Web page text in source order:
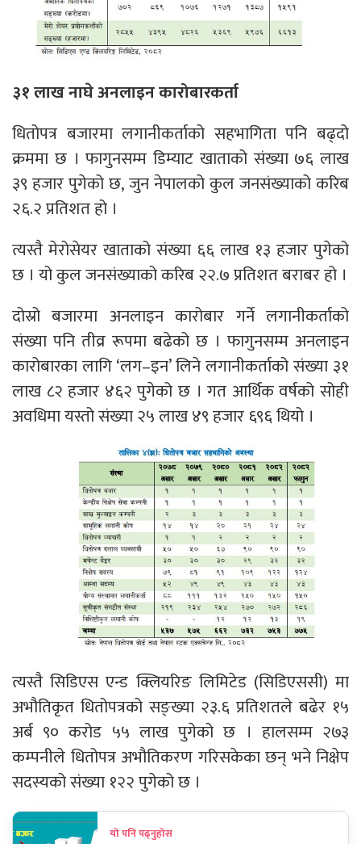
३१ लाख नाघे अनलाइन कारोबारकर्ता
धितोपत्र बजारमा लगानीकर्ताको सहभागिता पनि बढ्दो
क्रममा छ । फागुनसम्म डिम्याट खाताको संख्या ७६ लाख
३९ हजार पुगेको छ, जुन नेपालको कुल जनसंख्याको करिब
२६.२ प्रतिशत हो ।
त्यस्तै मेरोसेयर खाताको संख्या ६६ लाख १३ हजार पुगेको
छ । यो कुल जनसंख्याको करिब २२.७ प्रतिशत बराबर हो ।
दोस्रो बजारमा अनलाइन कारोबार गर्ने लगानीकर्ताको
संख्या पनि तीव्र रूपमा बढेको छ । फागुनसम्म अनलाइन
कारोबारका लागि ‘लग–इन’ लिने लगानीकर्ताको संख्या ३१
लाख ८२ हजार ४६२ पुगेको छ । गत आर्थिक वर्षको सोही
अवधिमा यस्तो संख्या २५ लाख ४९ हजार ६९६ थियो ।
त्यस्तै सिडिएस एन्ड क्लियरिङ लिमिटेड (सिडिएससी) मा
अभौतिकृत धितोपत्रको सङ्ख्या २३.६ प्रतिशतले बढेर १५
अर्ब ९० करोड ५५ लाख पुगेको छ । हालसम्म २७३
कम्पनीले धितोपत्र अभौतिकरण गरिसकेका छन् भने निक्षेप
सदस्यको संख्या १२२ पुगेको छ ।
यो पनि पढ्नुहोस